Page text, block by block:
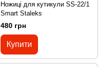
Ножиці для кутикули SS-22/1
Smart Staleks
480 грн
Купити